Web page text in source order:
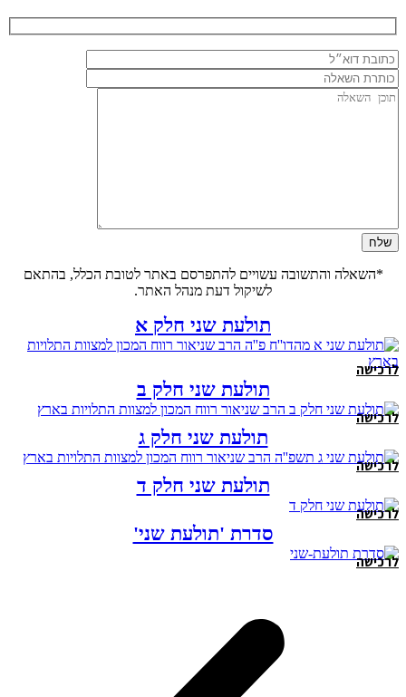
*השאלה והתשובה עשויים להתפרסם באתר לטובת הכלל, בהתאם
לשיקול דעת מנהל האתר.
תולעת שני חלק א
לרכישה
תולעת שני חלק ב
לרכישה
תולעת שני חלק ג
לרכישה
תולעת שני חלק ד
לרכישה
סדרת 'תולעת שני'
לרכישה